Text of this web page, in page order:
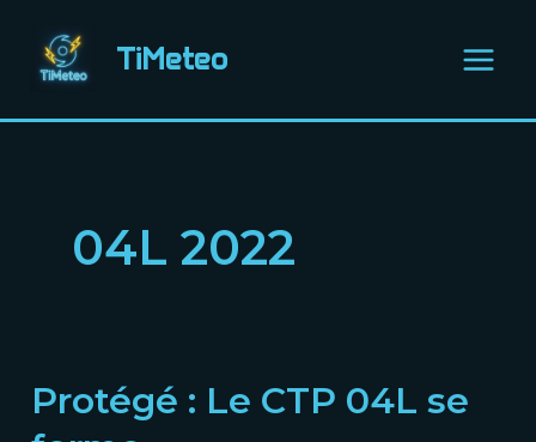
contenu
TiMeteo
Menu
04L 2022
Protégé : Le CTP 04L se
Protégé :